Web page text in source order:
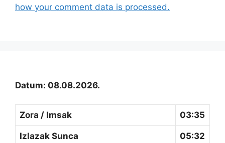
how your comment data is processed.
Datum: 08.08.2026.
Zora / Imsak 03:35
Izlazak Sunca 05:32